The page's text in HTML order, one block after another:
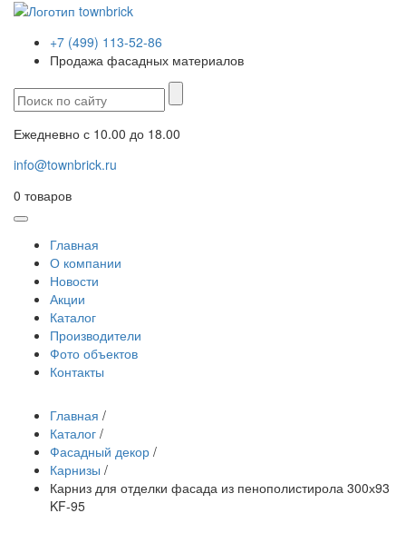
+7 (499) 113-52-86
Продажа фасадных материалов
Ежедневно с 10.00 до 18.00
info@townbrick.ru
0 товаров
Главная
О компании
Новости
Акции
Каталог
Производители
Фото объектов
Контакты
Главная /
Каталог /
Фасадный декор /
Карнизы /
Карниз для отделки фасада из пенополистирола 300х93
KF-95